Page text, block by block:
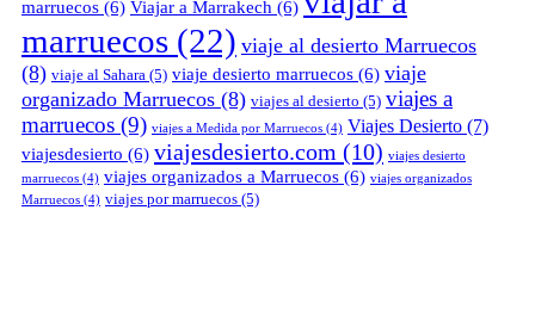
marruecos (6) Viajar a Marrakech (6)
marruecos (22) viaje al desierto Marruecos
(8) viaje al Sahara (5) viaje desierto marruecos (6) viaje
organizado Marruecos (8) viajes al desierto (5) viajes a
marruecos (9) viajes a Medida por Marruecos (4) Viajes Desierto (7)
viajesdesierto (6) viajesdesierto.com (10) viajes desierto
marruecos (4) viajes organizados a Marruecos (6) viajes organizados
Marruecos (4) viajes por marruecos (5)